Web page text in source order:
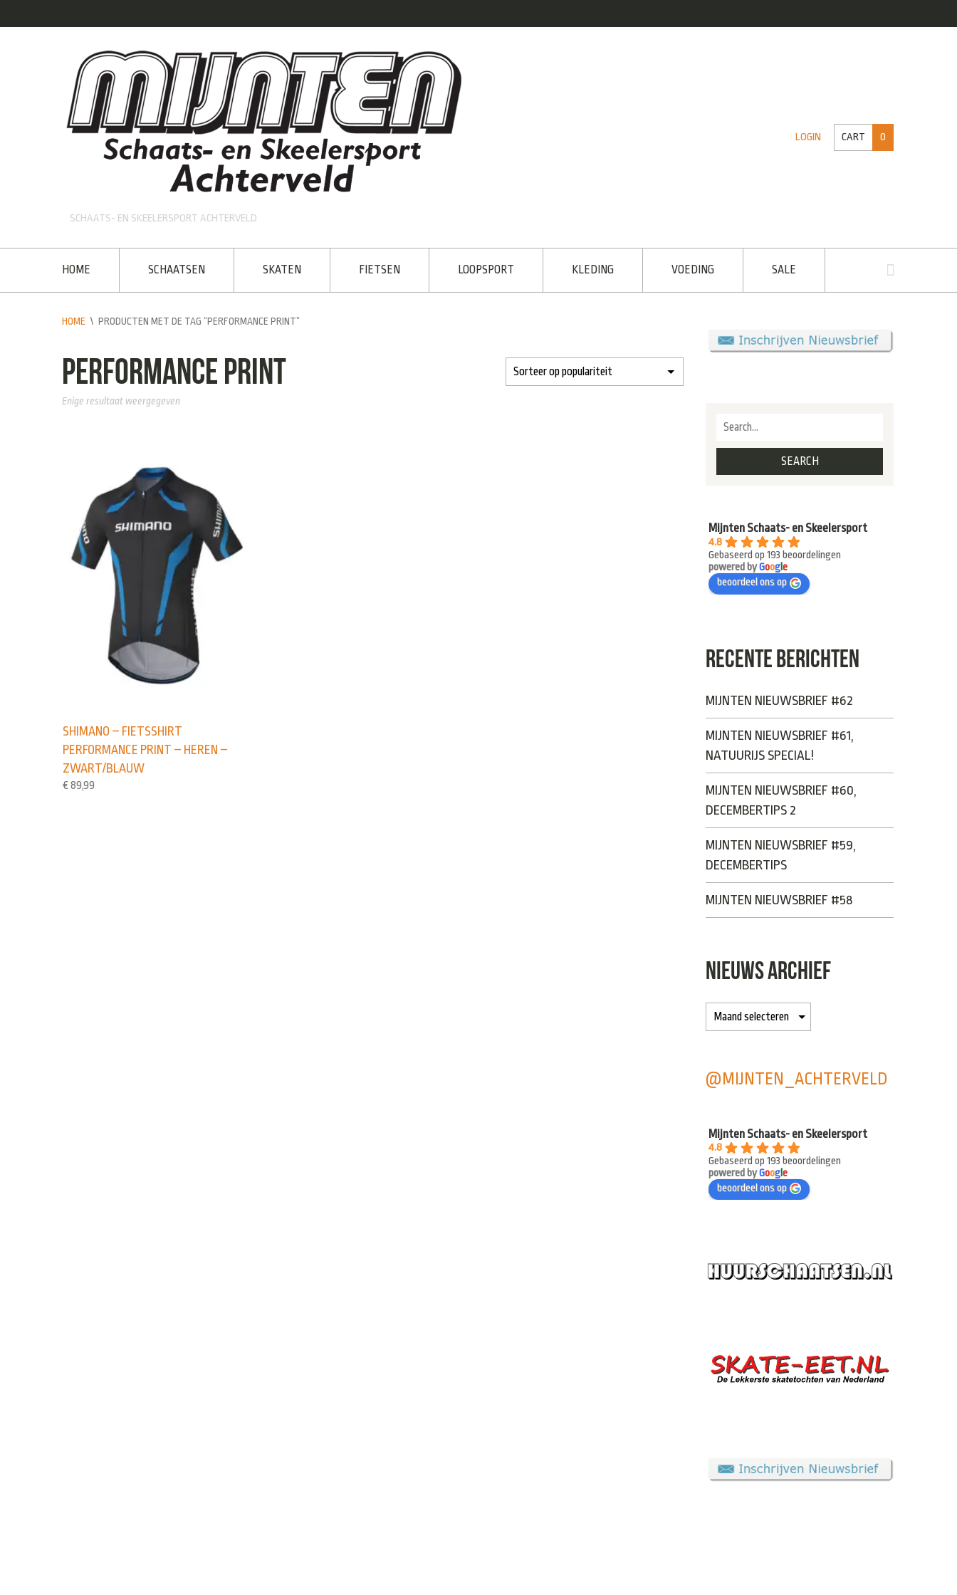
SCHAATS- EN SKEELERSPORT ACHTERVELD
LOGIN CART 0
HOME SCHAATSEN SKATEN FIETSEN LOOPSPORT KLEDING VOEDING SALE
HOME \ PRODUCTEN MET DE TAG “PERFORMANCE PRINT”
Performance Print
Enige resultaat weergegeven
SHIMANO – FIETSSHIRT
PERFORMANCE PRINT – HEREN –
ZWART/BLAUW
€ 89,99
Mijnten Schaats- en Skeelersport
4.8
Gebaseerd op 193 beoordelingen
powered byGoogle
beoordeel ons op
RECENTE BERICHTEN
MIJNTEN NIEUWSBRIEF #62
MIJNTEN NIEUWSBRIEF #61,
NATUURIJS SPECIAL!
MIJNTEN NIEUWSBRIEF #60,
DECEMBERTIPS 2
MIJNTEN NIEUWSBRIEF #59,
DECEMBERTIPS
MIJNTEN NIEUWSBRIEF #58
NIEUWS ARCHIEF
@MIJNTEN_ACHTERVELD
Mijnten Schaats- en Skeelersport
4.8
Gebaseerd op 193 beoordelingen
powered byGoogle
beoordeel ons op